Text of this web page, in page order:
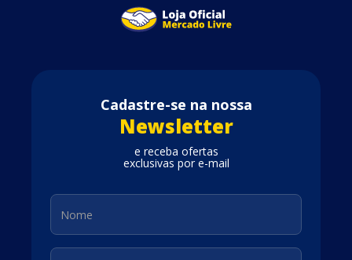
Cadastre-se na nossa
Newsletter
e receba ofertas
exclusivas por e-mail